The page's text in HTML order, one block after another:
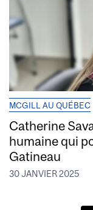
MCGILL AU QUÉBEC
Catherine
humaine qui
Gatineau
30 JANVIER 2025